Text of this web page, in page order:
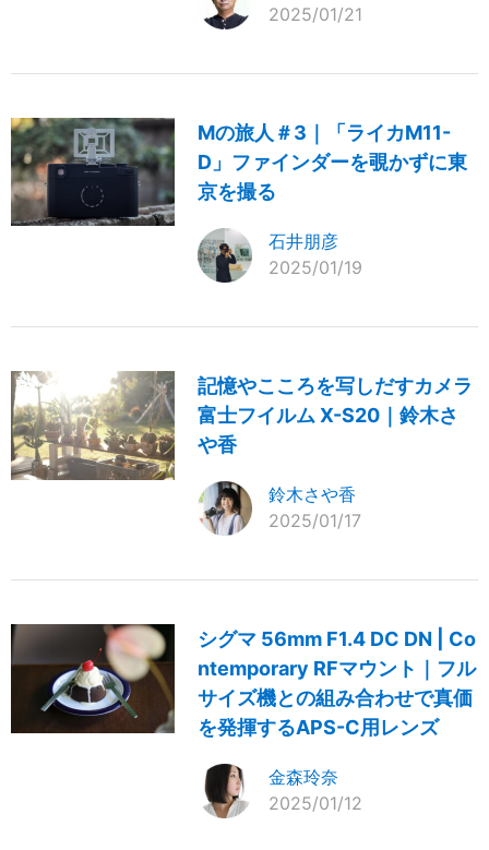
2025/01/21
Mの旅人＃3｜「ライカM11-
D」ファインダーを覗かずに東
京を撮る
石井朋彦
2025/01/19
記憶やこころを写しだすカメラ
富士フイルム X-S20｜鈴木さ
や香
鈴木さや香
2025/01/17
シグマ 56mm F1.4 DC DN | Co
ntemporary RFマウント｜フル
サイズ機との組み合わせで真価
を発揮するAPS-C用レンズ
金森玲奈
2025/01/12